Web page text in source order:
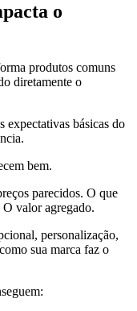
o
produtos comuns
diretamente o
expectativas básicas do
bem.
parecidos. O que
valor agregado.
personalização,
sua marca faz o